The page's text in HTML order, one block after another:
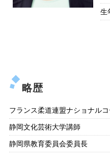
生
略歴
フランス柔道連盟ナショナル
静岡文化芸術大学講師
静岡県教育委員会委員長